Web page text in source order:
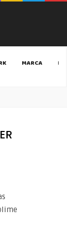
MARCA